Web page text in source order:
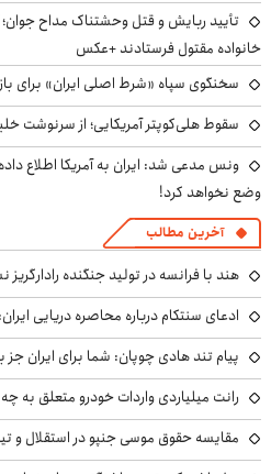
تأیید ربایش و قتل وحشتناک مداح
خانواده مقتول فرستادند +عکس
سخنگوی سپاه «شرط اصلی ایران» برای
سقوط هلی‌کوپتر آمریکایی؛ از سرنوشت
ونس مدعی شد: ایران به آمریکا اطلاع
وضع نخواهد کرد!
آخرین مطالب
هند با فرانسه در تولید جنگنده
ادعای سنتکام درباره محاصره دریایی ایران: مانع
پیام تند هادی چوپان: شما برای ایران جز
رانت میلیاردی واردات خودرو متعلق
مقایسه حقوق موسی جنپو در استقلال